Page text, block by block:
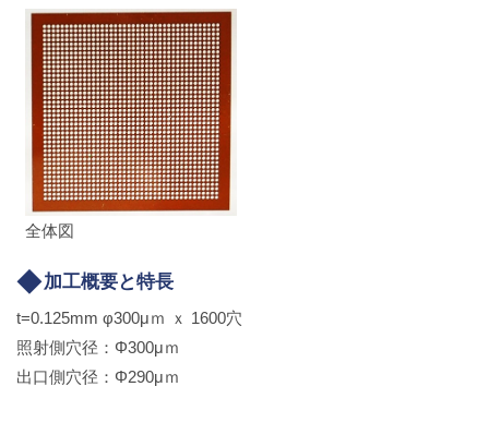
全体図
加工概要と特長
t=0.125mm φ300μｍ ｘ 1600穴
照射側穴径：Φ300μｍ
出口側穴径：Φ290μｍ